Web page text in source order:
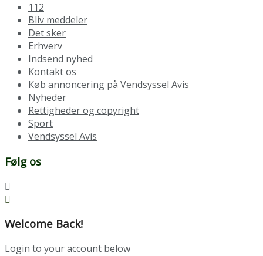
112
Bliv meddeler
Det sker
Erhverv
Indsend nyhed
Kontakt os
Køb annoncering på Vendsyssel Avis
Nyheder
Rettigheder og copyright
Sport
Vendsyssel Avis
Følg os
Welcome Back!
Login to your account below